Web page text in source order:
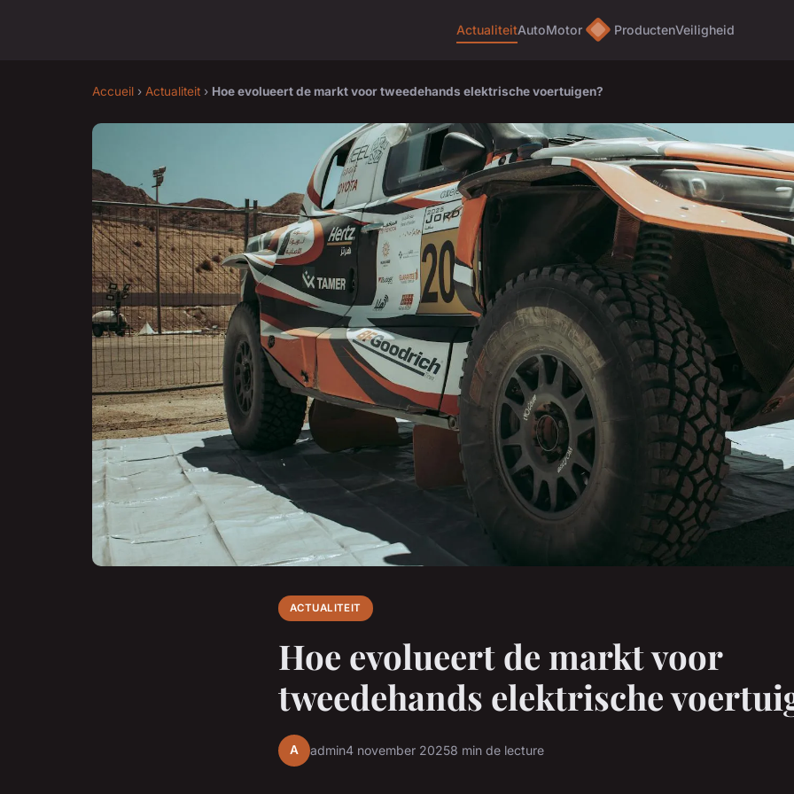
ActualiteitAutoMotor ProductenVeiligheid
Accueil › Actualiteit › Hoe evolueert de markt voor tweedehands elektrische voertuigen?
ACTUALITEIT
Hoe evolueert de markt voor
tweedehands elektrische
A admin4 november 20258 min de lecture